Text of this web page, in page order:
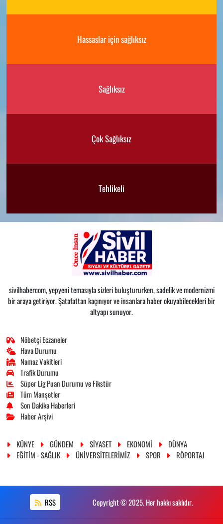
Hassaslar için sağlıksız
Sağlıksız
Çok Sağlıksız
Tehlikeli
sivilhabercom, yepyeni temasıyla sizleri buluştururken, sadelik ve modernizmi
bir araya getiriyor. Şatafattan kaçınıyor ve insanlara haber okuyabilecekleri bir
altyapı sunuyor.
Nöbetçi Eczaneler
Hava Durumu
Namaz Vakitleri
Trafik Durumu
Süper Lig Puan Durumu ve Fikstür
Tüm Manşetler
Son Dakika Haberleri
Haber Arşivi
KÜNYE GÜNDEM SİYASET EKONOMİ
DÜNYA
EĞİTİM - SAĞLIK
ÜNİVERSİTELERİMİZ SPOR RÖPORTAJ
RSS Copyright © 2025. Her hakkı saklıdır.